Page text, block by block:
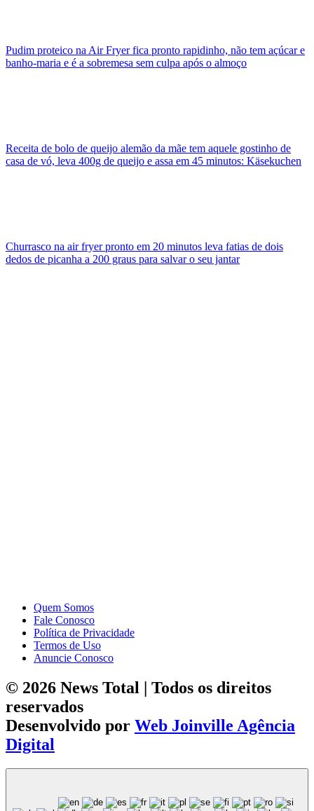
Pudim proteico na Air Fryer fica pronto rapidinho, não tem açúcar e
banho-maria e é a sobremesa sem culpa após o almoço
Receita de bolo de queijo alemão da mãe tem aquele gostinho de
casa de vó, leva 400g de queijo e assa em 45 minutos: Käsekuchen
Churrasco na air fryer pronto em 20 minutos leva fatias de dois
dedos de picanha a 200 graus para salvar o seu jantar
Quem Somos
Fale Conosco
Política de Privacidade
Termos de Uso
Anuncie Conosco
© 2026 News Total | Todos os direitos
reservados
Desenvolvido por Web Joinville Agência
Digital